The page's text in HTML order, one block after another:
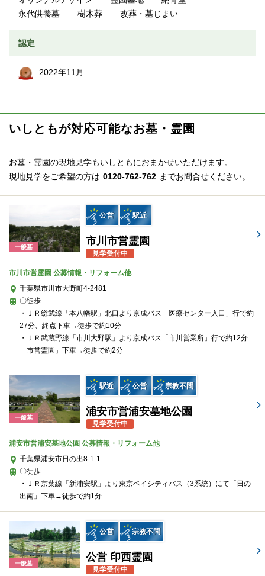
永代供養墓
樹木葬 改葬・墓じまい
認定
2022年11月
いしともが対応可能なお墓・霊園
お墓・霊園の現地見学もいしともにおまかせいただけます。
現地見学をご希望の方は 0120-762-762 までお問合せください。
一般墓
公営 駅近
市川市営霊園
見学受付中
市川市営霊園 公募情報・リフォーム他
千葉県市川市大野町4-2481
〇徒歩
・ＪＲ総武線「本八幡駅」北口より京成バス「医療センター入口」行で約
27分、終点下車→徒歩で約10分
・ＪＲ武蔵野線「市川大野駅」より京成バス「市川営業所」行で約12分
「市営霊園」下車→徒歩で約2分
一般墓
駅近 公営 宗教不問
浦安市営浦安墓地公園
見学受付中
浦安市営浦安墓地公園 公募情報・リフォーム他
千葉県浦安市日の出8-1-1
〇徒歩
・ＪＲ京葉線「新浦安駅」より東京ベイシティバス（3系統）にて「日の
出南」下車→徒歩で約1分
一般墓
公営 宗教不問
公営 印西霊園
見学受付中